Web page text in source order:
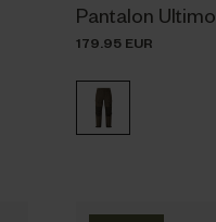
Pantalon Ultimo
179.95 EUR